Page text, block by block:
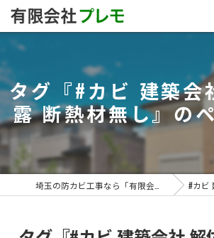
タグ『#カビ 建築会
露 断熱材無し』の
#カビ